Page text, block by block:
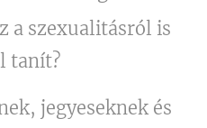
a szexualitásról is
tanít?
jegyeseknek és